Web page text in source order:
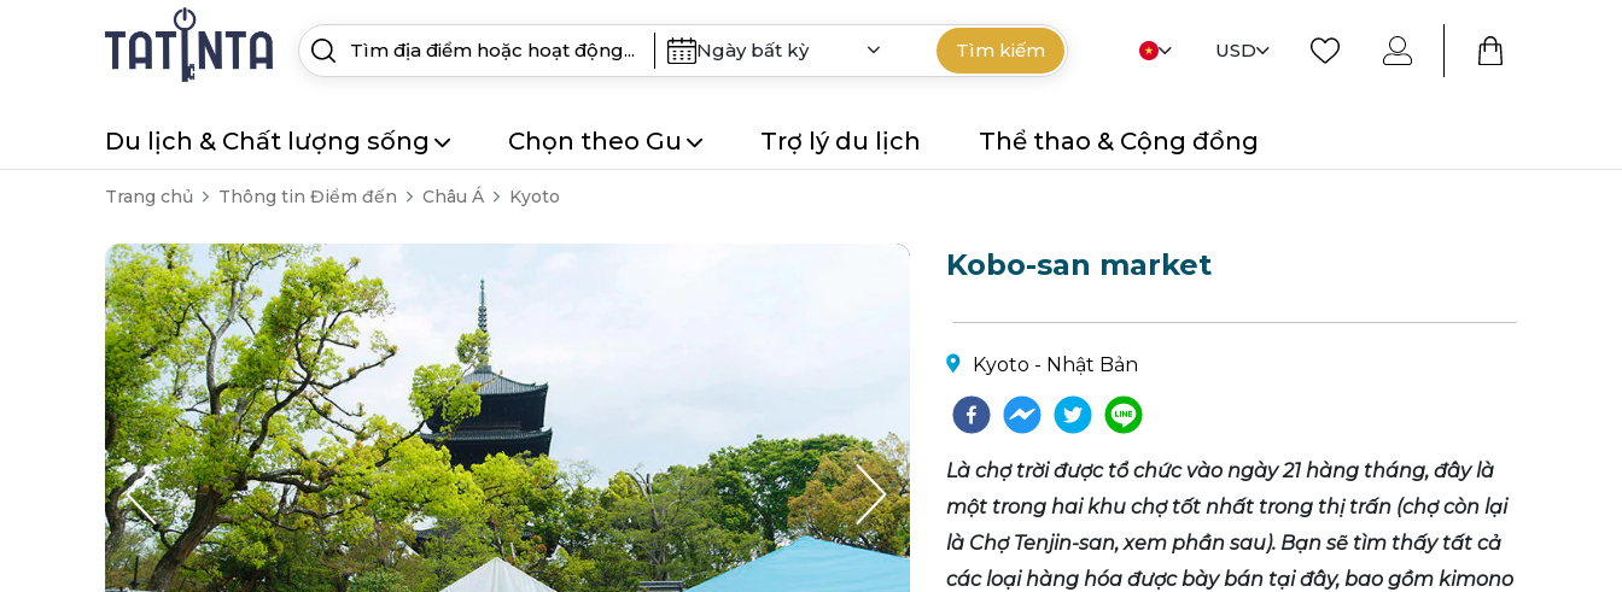
Ngày bất kỳ Tìm kiếm USD
Du lịch & Chất lượng sống Chọn theo Gu Trợ lý du lịch Thể thao & Cộng đồng
Trang chủ Thông tin Điểm đến Châu Á Kyoto
Kobo-san market
Kyoto - Nhật Bản
Là chợ trời được tổ chức vào ngày 21 hàng tháng, đây là
một trong hai khu chợ tốt nhất trong thị trấn (chợ còn lại
là Chợ Tenjin-san, xem phần sau). Bạn sẽ tìm thấy tất cả
các loại hàng hóa được bày bán tại đây, bao gồm kimono